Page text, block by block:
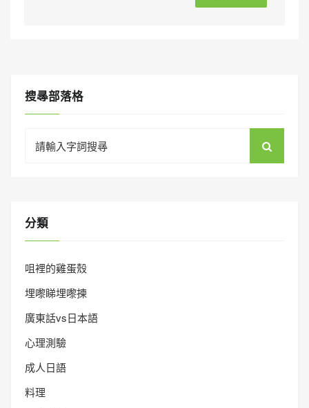
搜㝷部落格
for:
分類
咀裡的雞蛋殼
埋嚟睇埋嚟揀
廣東話vs日本語
心理測驗
成人日語
料理